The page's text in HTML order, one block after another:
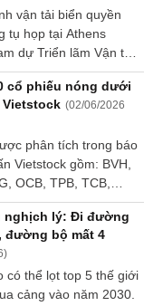
vận tải biển quyền
tụ họp tại Athens
dự Triển lãm Vận tải
Chủ đề nóng nhất
Hormuz.
cổ phiếu nóng dưới
Vietstock (02/06/2026
phân tích trong báo
Vietstock gồm: BVH,
OCB, TPB, TCB,
nghịch lý: Đi đường
đường bộ mất 4
)
có thể lọt top 5 thế giới
cảng vào năm 2030.